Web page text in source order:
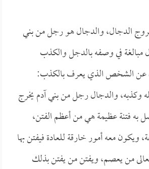
الدجال، والدجال هو رجل من بني
مبالغة في وصفه بالدجل والكذب
عن الشخص الذي يعرف بالكذب:
وكذبه، والدجال رجل من بني آدم يخرج
به فتنة عظيمة هي من أعظم الفتن،
ويكون معه أمور خارقة للعادة فيفتن بها
من يعصم، ويفتن من يفتن بذلك